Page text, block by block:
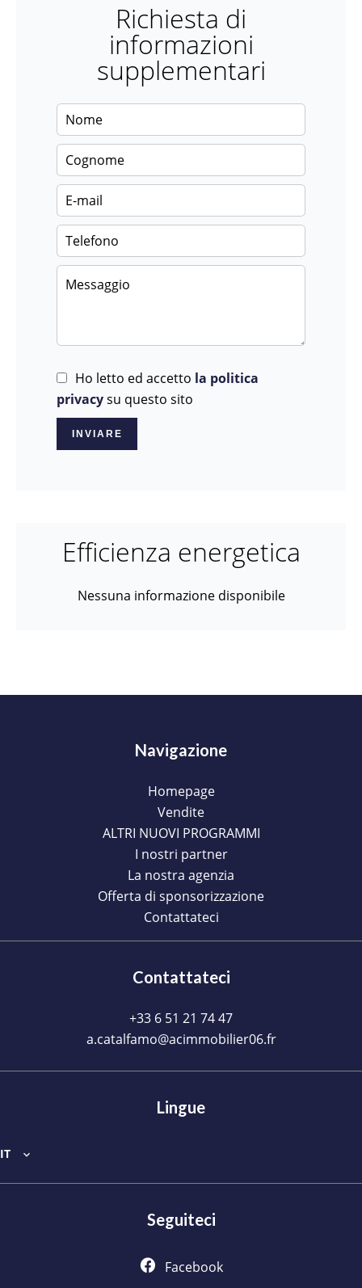
Richiesta di
informazioni
supplementari
Ho letto ed accetto la politica
privacysu questo sito
INVIARE
Efficienza energetica
Nessuna informazione disponibile
Navigazione
Homepage
Vendite
ALTRI NUOVI PROGRAMMI
I nostri partner
La nostra agenzia
Offerta di sponsorizzazione
Contattateci
Contattateci
+33 6 51 21 74 47
a.catalfamo@acimmobilier06.fr
Lingue
IT
Seguiteci
Facebook